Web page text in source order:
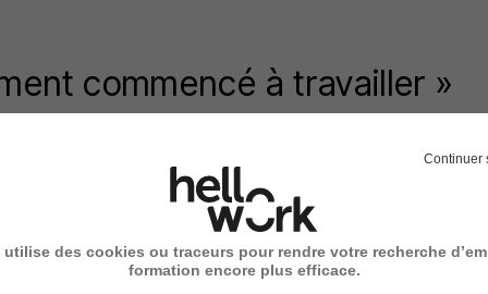
commencé à travailler »
Camille ne peut être embauchée à La Roche-
Mon ancienne responsable a alors pris contact avec
chez moi, dont celui de Savenay (Loire-Atlantique).
Quelques mois plus tard, elle les a recontactés et
2024 »,
retrace-t-elle.
Continuer
utilise des cookies ou traceurs pour rendre votre recherche
formation encore plus efficace.